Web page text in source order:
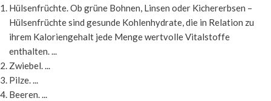
Hülsenfrüchte. Ob grüne Bohnen, Linsen oder Kichererbsen –
Hülsenfrüchte sind gesunde Kohlenhydrate, die in Relation zu
ihrem Kaloriengehalt jede Menge wertvolle Vitalstoffe
enthalten. ...
Zwiebel. ...
Pilze. ...
Beeren. ...